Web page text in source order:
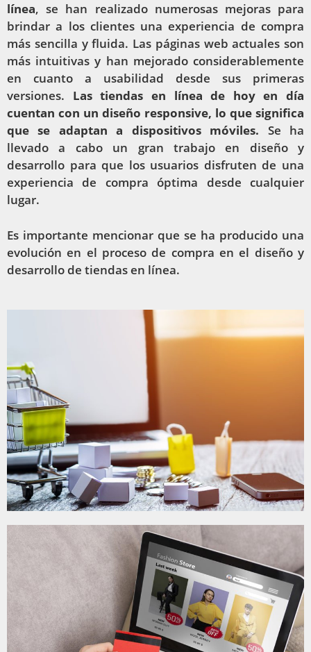
línea, se han realizado numerosas mejoras para
brindar a los clientes una experiencia de compra
más sencilla y fluida. Las páginas web actuales son
más intuitivas y han mejorado considerablemente
en cuanto a usabilidad desde sus primeras
versiones. Las tiendas en línea de hoy en día
cuentan con un diseño responsive, lo que significa
que se adaptan a dispositivos móviles. Se ha
llevado a cabo un gran trabajo en diseño y
desarrollo para que los usuarios disfruten de una
experiencia de compra óptima desde cualquier
lugar.
Es importante mencionar que se ha producido una
evolución en el proceso de compra en el diseño y
desarrollo de tiendas en línea.